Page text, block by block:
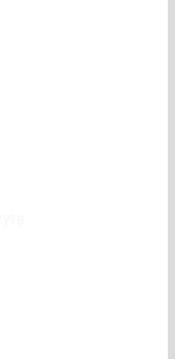
termin
obaw